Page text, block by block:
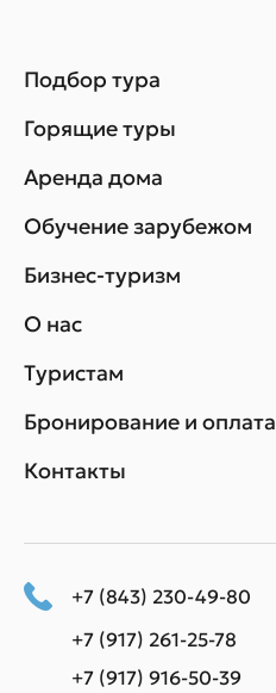
Подбор тура
Горящие туры
Аренда дома
Обучение зарубежом
Бизнес-туризм
О нас
Туристам
Бронирование и оплата
Контакты
+7 (843) 230-49-80
+7 (917) 261-25-78
+7 (917) 916-50-39